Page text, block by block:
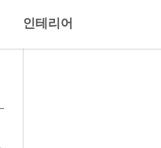
인테리어